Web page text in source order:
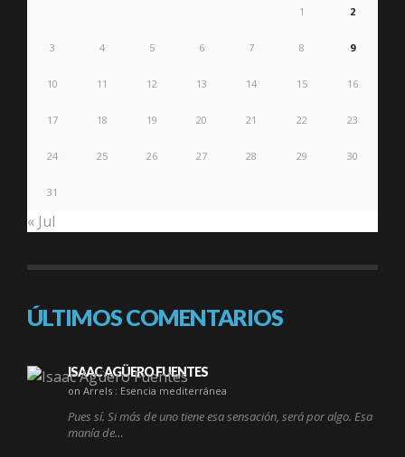
1 2
3 4 5 6 7 8 9
10 11 12 13 14 15 16
17 18 19 20 21 22 23
24 25 26 27 28 29 30
31
« Jul
ÚLTIMOS COMENTARIOS
ISAAC AGÜERO FUENTES
on Arrels : Esencia mediterránea
Pues sí. Si más de uno tiene esa sensación, será por algo. Esa
manía de…